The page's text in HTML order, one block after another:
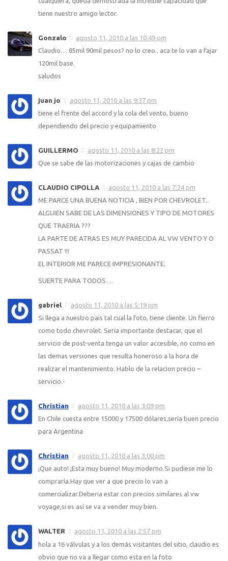
tiene nuestro amigo lector.
Gonzalo
agosto 11, 2010 a las 10:49 pm
Claudio… 85mil 90mil pesos? no lo creo.. aca te lo van a fajar
120mil base.
saludos
juan jo
agosto 11, 2010 a las 9:37 pm
tiene el frente del accord y la cola del vento, bueno
dependiendo del precio y equipamiento
GUILLERMO
agosto 11, 2010 a las 8:22 pm
Que se sabe de las motorizaciones y cajas de cambio
CLAUDIO CIPOLLA
agosto 11, 2010 a las 7:24 pm
ME PARCE UNA BUENA NOTICIA , BIEN POR CHEVROLET..
ALGUIEN SABE DE LAS DIMENSIONES Y TIPO DE MOTORES
QUE TRAERIA ???
LA PARTE DE ATRAS ES MUY PARECIDA AL VW VENTO Y O
PASSAT !!!
EL INTERIOR ME PARECE IMPRESIONANTE.
SUERTE PARA TODOS …
gabriel
agosto 11, 2010 a las 5:19 pm
Si llega a nuestro pais tal cual la foto, tiene cliente. Un fierro
como todo chevrolet. Seria importante destacar, que el
servicio de post-venta tenga un valor accesible, no como en
las demas versiones que resulta honeroso a la hora de
realizar el mantenimiento. Hablo de la relacion precio –
servicio.-
Christian
agosto 11, 2010 a las 3:09 pm
En Chile cuesta entre 15000 y 17500 dólares,sería buen precio
para Argentina
Christian
agosto 11, 2010 a las 3:00 pm
¡Que auto! ¡Esta muy bueno! Muy moderno.Si pudiese me lo
compraría.Hay que ver a que precio lo van a
comercializar.Deberia estar con precios similares al vw
voyage,si es así se va a vender muy bien.
WALTER
agosto 11, 2010 a las 2:57 pm
hola a 16 válvulas y a los demás visitantes del sitio, claudio es
obvio que no va a llegar como esta en la foto